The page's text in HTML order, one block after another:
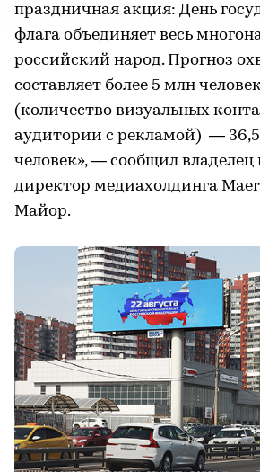
праздничная акция: День
флага объединяет весь
российский народ. Прогноз
составляет более 5 млн
(количество визуальных
аудитории с рекламой) —
человек», — сообщил владелец
директор медиахолдинга
Майор.